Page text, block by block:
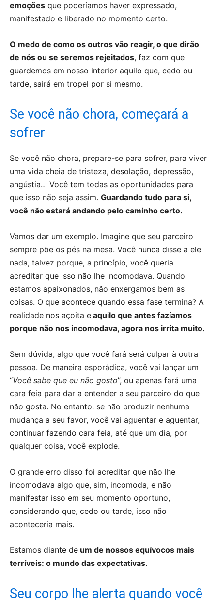
emoções que poderíamos haver expressado,
manifestado e liberado no momento certo.
O medo de como os outros vão reagir, o que dirão
de nós ou se seremos rejeitados, faz com que
guardemos em nosso interior aquilo que, cedo ou
tarde, sairá em tropel por si mesmo.
Se você não chora, começará a
sofrer
Se você não chora, prepare-se para sofrer, para viver
uma vida cheia de tristeza, desolação, depressão,
angústia… Você tem todas as oportunidades para
que isso não seja assim. Guardando tudo para si,
você não estará andando pelo caminho certo.
Vamos dar um exemplo. Imagine que seu parceiro
sempre põe os pés na mesa. Você nunca disse a ele
nada, talvez porque, a princípio, você queria
acreditar que isso não lhe incomodava. Quando
estamos apaixonados, não enxergamos bem as
coisas. O que acontece quando essa fase termina? A
realidade nos açoita e aquilo que antes fazíamos
porque não nos incomodava, agora nos irrita muito.
Sem dúvida, algo que você fará será culpar à outra
pessoa. De maneira esporádica, você vai lançar um
“Você sabe que eu não gosto”, ou apenas fará uma
cara feia para dar a entender a seu parceiro do que
não gosta. No entanto, se não produzir nenhuma
mudança a seu favor, você vai aguentar e aguentar,
continuar fazendo cara feia, até que um dia, por
qualquer coisa, você explode.
O grande erro disso foi acreditar que não lhe
incomodava algo que, sim, incomoda, e não
manifestar isso em seu momento oportuno,
considerando que, cedo ou tarde, isso não
aconteceria mais.
Estamos diante de um de nossos equívocos mais
terríveis: o mundo das expectativas.
Seu corpo lhe alerta quando você